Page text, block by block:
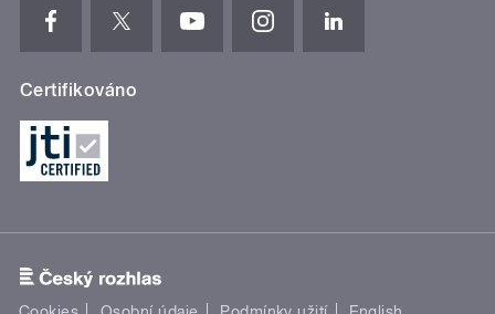
Certifikováno